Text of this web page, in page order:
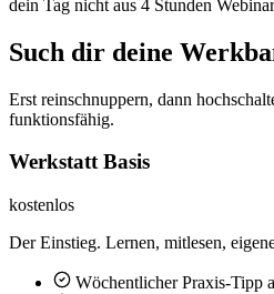
dein Tag nicht aus 4 Stunden
Such dir deine
Erst reinschnuppern, dann
funktionsfähig.
Werkstatt Basis
kostenlos
Der Einstieg. Lernen, mitlesen,
Wöchentlicher Praxis-Tipp